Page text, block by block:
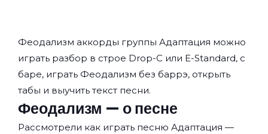
Феодализм аккорды группы Адаптация можно
играть разбор в строе Drop-C или E-Standard, с
баре, играть Феодализм без баррэ, открыть
табы и выучить текст песни.
Феодализм — о песне
Рассмотрели как играть песню Адаптация —